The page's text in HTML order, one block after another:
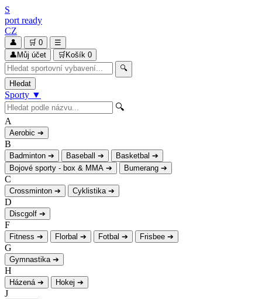
S
port ready
CZ
👤 🛒 0
☰
👤 Můj účet 🛒 Košík 0
🔍
Hledat
Sporty ▼
🔍
A
Aerobic ➔
B
Badminton ➔ Baseball ➔ Basketbal ➔
Bojové sporty - box & MMA ➔ Bumerang ➔
C
Crossminton ➔ Cyklistika ➔
D
Discgolf ➔
F
Fitness ➔ Florbal ➔ Fotbal ➔ Frisbee ➔
G
Gymnastika ➔
H
Házená ➔ Hokej ➔
J